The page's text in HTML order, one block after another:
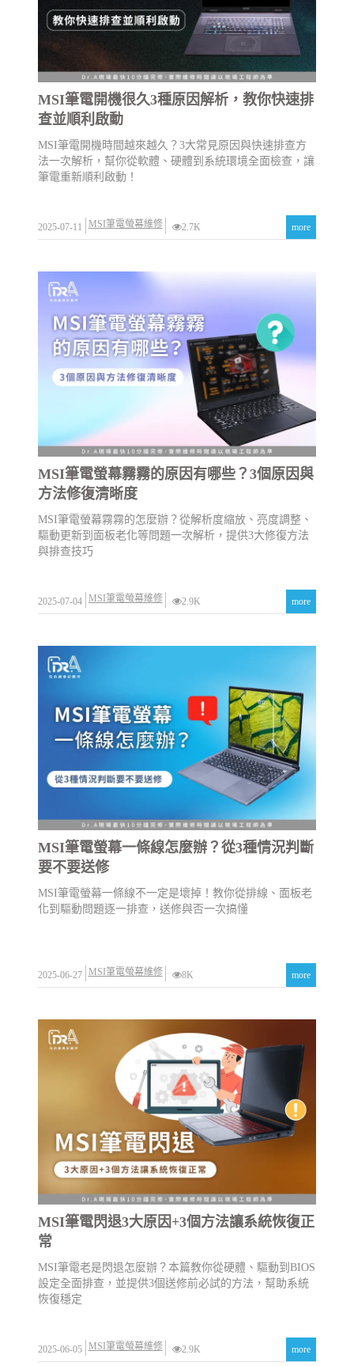
MSI筆電開機很久3種原因解析，教你快速排
查並順利啟動
MSI筆電開機時間越來越久？3大常見原因與快速排查方
法一次解析，幫你從軟體、硬體到系統環境全面檢查，讓
筆電重新順利啟動！
2025-07-11 MSI筆電螢幕維修 2.7K more
MSI筆電螢幕霧霧的原因有哪些？3個原因與
方法修復清晰度
MSI筆電螢幕霧霧的怎麼辦？從解析度縮放、亮度調整、
驅動更新到面板老化等問題一次解析，提供3大修復方法
與排查技巧
2025-07-04 MSI筆電螢幕維修 2.9K more
MSI筆電螢幕一條線怎麼辦？從3種情況判斷
要不要送修
MSI筆電螢幕一條線不一定是壞掉！教你從排線、面板老
化到驅動問題逐一排查，送修與否一次搞懂
2025-06-27 MSI筆電螢幕維修 8K more
MSI筆電閃退3大原因+3個方法讓系統恢復正
常
MSI筆電老是閃退怎麼辦？本篇教你從硬體、驅動到BIOS
設定全面排查，並提供3個送修前必試的方法，幫助系統
恢復穩定
2025-06-05 MSI筆電螢幕維修 2.9K more